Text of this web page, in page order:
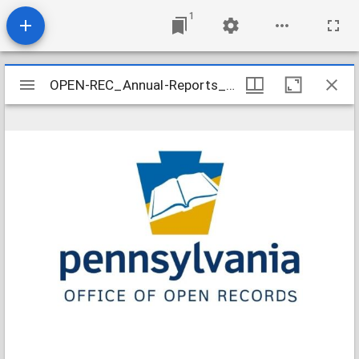
1
Mirador
viewer
OPEN-REC_Annual-Reports_2018_2019-03-15